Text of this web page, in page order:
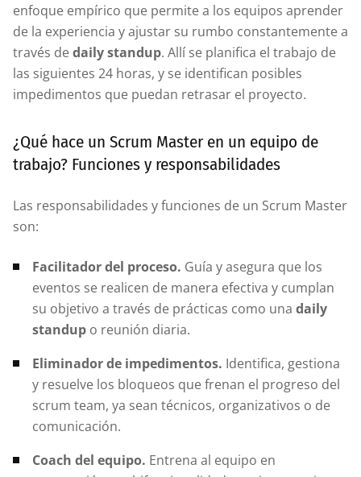
enfoque empírico que permite a los equipos aprender
de la experiencia y ajustar su rumbo constantemente a
través dedaily standup. Allí se planifica el trabajo de
las siguientes 24 horas, y se identifican posibles
impedimentos que puedan retrasar el proyecto.
¿Qué hace un Scrum Master en un equipo de
trabajo? Funciones y responsabilidades
Las responsabilidades y funciones de un Scrum Master
son:
Facilitador del proceso. Guía y asegura que los
eventos se realicen de manera efectiva y cumplan
su objetivo a través de prácticas como una daily
standup o reunión diaria.
Eliminador de impedimentos. Identifica, gestiona
y resuelve los bloqueos que frenan el progreso del
scrum team, ya sean técnicos, organizativos o de
comunicación.
Coach del equipo. Entrena al equipo en